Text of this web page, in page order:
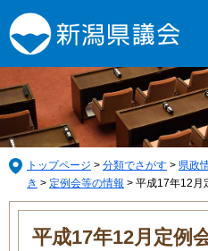
ー
ジ
の
先
頭
で
す。
ニ
ュ
ー
を
飛
ば
し
て
トップページ > 分類でさがす > 県政
き > 定例会等の情報 > 平成17年12月
本
平成17年12月定例